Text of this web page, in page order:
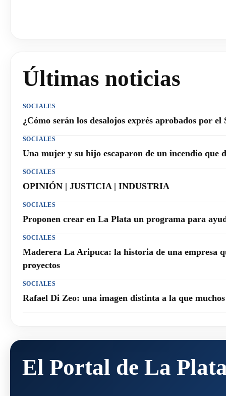
Últimas noticias
SOCIALES
¿Cómo serán los desalojos exprés aprobados por el
SOCIALES
Una mujer y su hijo escaparon de un incendio que
SOCIALES
OPINIÓN | JUSTICIA | INDUSTRIA
SOCIALES
Proponen crear en La Plata un programa para
SOCIALES
Maderera La Aripuca: la historia de una empresa
proyectos
SOCIALES
Rafael Di Zeo: una imagen distinta a la que
El Portal de La